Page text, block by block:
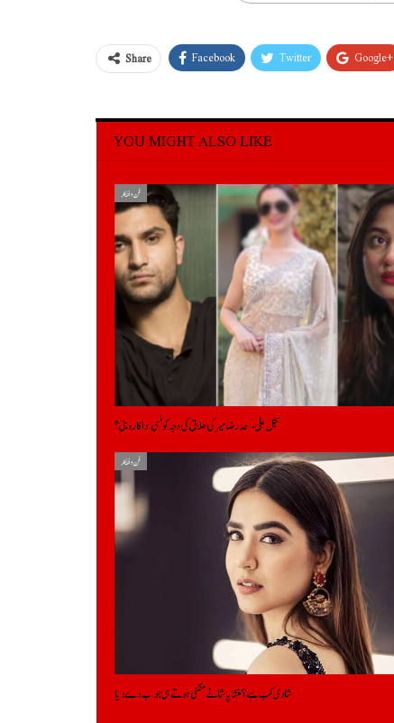
Share Facebook Twitter Google+
YOU MIGHT ALSO LIKE
فن و فنکار
سجل علی، احد رضا میر کی طلاق کی وجہ کونسی اداکارہ بنی؟
فن و فنکار
شادی کب ہے؟ منشا پاشا نے منگنی ہوتے ہی جواب دے دیا